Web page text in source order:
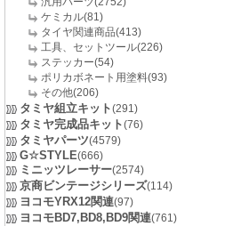
ケミカル(81)
タイヤ関連商品(413)
工具、セットツール(226)
ステッカー(54)
ポリカボネート用塗料(93)
その他(206)
タミヤ組立キット(291)
タミヤ完成品キット(76)
タミヤパーツ(4579)
G☆STYLE(666)
ミニッツレーサー(2574)
京商ビンテージシリーズ(114)
ヨコモYRX12関連(97)
ヨコモBD7,BD8,BD9関連(761)